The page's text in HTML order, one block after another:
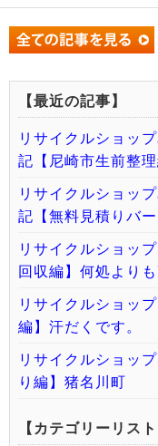
【最近の記事】
リサイクルショッ
記【尼崎市生前整理
リサイクルショッ
記【無料見積りバ
リサイクルショッ
回収編】何処よりも
リサイクルショッ
編】汗だくです。
リサイクルショッ
り編】猪名川町
【カテゴリーリスト